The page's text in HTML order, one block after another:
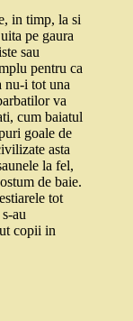
in timp, la si
pe gaura
sau
pentru ca
nu-i tot una
va
cum baiatul
goale de
asta
la fel,
de baie.
tot
au
copii in